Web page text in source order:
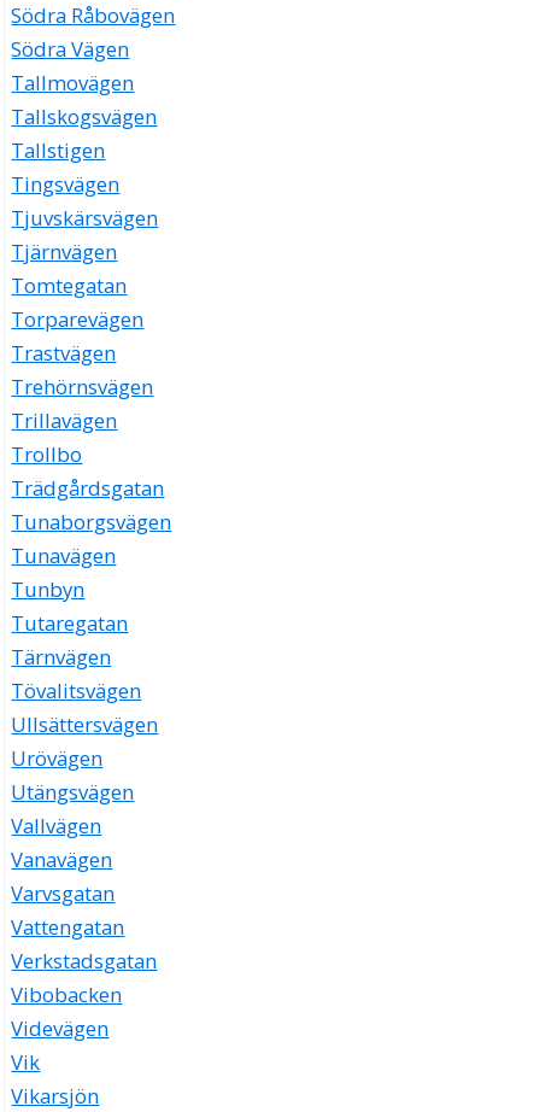
Södra Råbovägen
Södra Vägen
Tallmovägen
Tallskogsvägen
Tallstigen
Tingsvägen
Tjuvskärsvägen
Tjärnvägen
Tomtegatan
Torparevägen
Trastvägen
Trehörnsvägen
Trillavägen
Trollbo
Trädgårdsgatan
Tunaborgsvägen
Tunavägen
Tunbyn
Tutaregatan
Tärnvägen
Tövalitsvägen
Ullsättersvägen
Urövägen
Utängsvägen
Vallvägen
Vanavägen
Varvsgatan
Vattengatan
Verkstadsgatan
Vibobacken
Videvägen
Vik
Vikarsjön